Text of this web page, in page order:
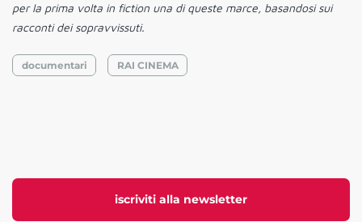
iscriviti alla newsletter
per la prima volta in fiction una di queste marce, basandosi sui
racconti dei sopravvissuti.
documentari RAI CINEMA